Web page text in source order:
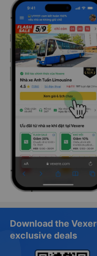
khách. Với các chuyến xe
phải, xe chạy rất êm,
dưỡng sức trên suốt
Download the
exclusive deals